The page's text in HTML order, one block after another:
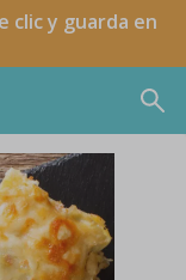
clic y guarda en